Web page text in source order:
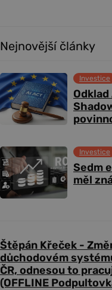
Nejnovější články
Investice
Sedm
měl
Investice
Štěpán Křeček -
důchodovém
ČR, odnesou to
(OFFLINE